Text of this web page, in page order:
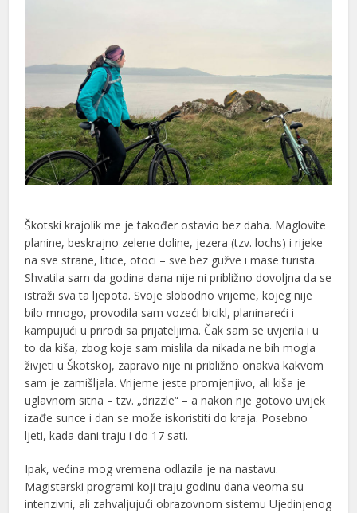
Škotski krajolik me je također ostavio bez daha. Maglovite
planine, beskrajno zelene doline, jezera (tzv. lochs) i rijeke
na sve strane, litice, otoci – sve bez gužve i mase turista.
Shvatila sam da godina dana nije ni približno dovoljna da se
istraži sva ta ljepota. Svoje slobodno vrijeme, kojeg nije
bilo mnogo, provodila sam vozeći bicikl, planinareći i
kampujući u prirodi sa prijateljima. Čak sam se uvjerila i u
to da kiša, zbog koje sam mislila da nikada ne bih mogla
živjeti u Škotskoj, zapravo nije ni približno onakva kakvom
sam je zamišljala. Vrijeme jeste promjenjivo, ali kiša je
uglavnom sitna – tzv. „drizzle“ – a nakon nje gotovo uvijek
izađe sunce i dan se može iskoristiti do kraja. Posebno
ljeti, kada dani traju i do 17 sati.
Ipak, većina mog vremena odlazila je na nastavu.
Magistarski programi koji traju godinu dana veoma su
intenzivni, ali zahvaljujući obrazovnom sistemu Ujedinjenog